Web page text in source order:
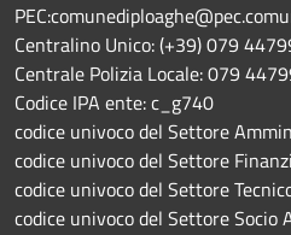
Centralino Unico: (+39) 079
Centrale Polizia Locale: 079
Codice IPA ente: c_g740
codice univoco del Settore
codice univoco del Settore
codice univoco del Settore
codice univoco del Settore Socio